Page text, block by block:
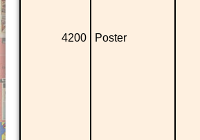
4200 Poster